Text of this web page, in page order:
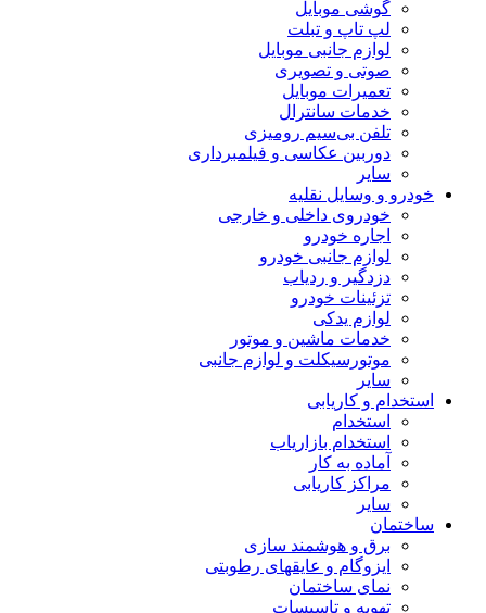
گوشی موبایل
لپ تاپ و تبلت
لوازم جانبی موبایل
صوتی و تصویری
تعمیرات موبایل
خدمات سانترال
تلفن بی‌سیم رومیزی
دوربین عکاسی و فیلمبرداری
سایر
خودرو و وسایل نقلیه
خودروی داخلی و خارجی
اجاره خودرو
لوازم جانبی خودرو
دزدگیر و ردیاب
تزئینات خودرو
لوازم یدکی
خدمات ماشین و موتور
موتورسیکلت و لوازم جانبی
سایر
استخدام و کاریابی
استخدام
استخدام بازاریاب
آماده به کار
مراکز کاریابی
سایر
ساختمان
برق و هوشمند سازی
ایزوگام و عایقهای رطوبتی
نمای ساختمان
تهویه و تاسیسات